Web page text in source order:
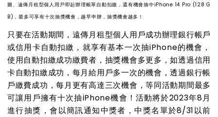
圖、遠傳月租型個人用戶即起辦理帳單自動扣繳，還有機會抽中iPhone 14 Pro (128 G
B)，最多可享有十次抽獎機會，越早申辦，抽獎機會越多！
只要在活動期間，遠傳月租型個人用戶成功辦理銀行帳戶
或信用卡自動扣繳，就享有基本一次抽iPhone的機會，
使用自動扣繳成功繳費者，抽獎機會多更多，如透過信用
卡自動扣繳成功，每月給用戶多一次的機會，透過銀行帳
戶繳費成功，每月更有高達三次機會，等同活動期間最多
可讓用戶擁有十次抽iPhone機會！活動將於2023年8月
進行抽獎，會以簡訊通知中獎者，中獎名單於8/31以前